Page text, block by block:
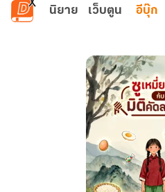
ข้ามไปยังเนื้อหาหลัก
นิยาย เว็บตูน อีบุ๊ก